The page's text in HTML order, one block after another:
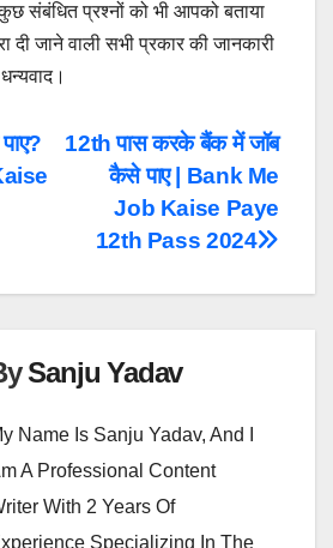
संबंधित प्रश्नों को भी आपको बताया
दी जाने वाली सभी प्रकार की जानकारी
12th पास करके बैंक में जॉब
कैसे पाए | Bank Me
Job Kaise Paye
12th Pass 2024
Sanju Yadav
Name Is Sanju Yadav, And I
A Professional Content
With 2 Years Of
Specializing In The